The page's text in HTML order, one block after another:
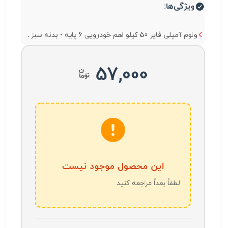
ویژگی‌ها:
ولوم آمپلی فایر 50 کیلو اهم خودرویی 6 پایه - بدنه سبز...
57,000
این محصول موجود نیست
لطفاً بعداً مراجعه کنید